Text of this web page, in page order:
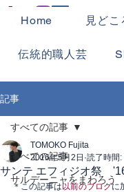
Home 見どこ
伝統的職人芸
記事
すべての記事
サルデーニャをまわろう
すべての記事
サンテ エフィジオ祭
TOMOKO Fujita
2016年5月2日 読了時間:
＊この記事は以前のブログに